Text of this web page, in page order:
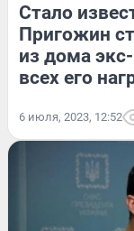
Стало
Пригожин
из дома
всех его
6 июля, 2023, 12:52